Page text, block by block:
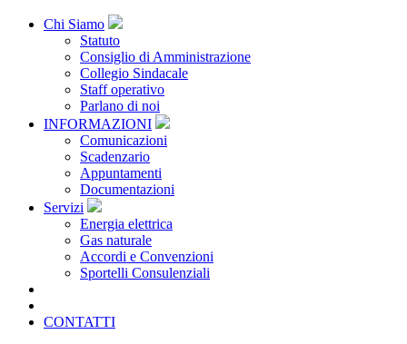
Chi Siamo
Statuto
Consiglio di Amministrazione
Collegio Sindacale
Staff operativo
Parlano di noi
INFORMAZIONI
Comunicazioni
Scadenzario
Appuntamenti
Documentazioni
Servizi
Energia elettrica
Gas naturale
Accordi e Convenzioni
Sportelli Consulenziali
CONTATTI